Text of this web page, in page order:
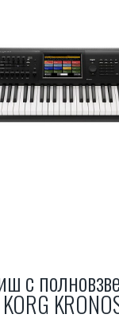
с